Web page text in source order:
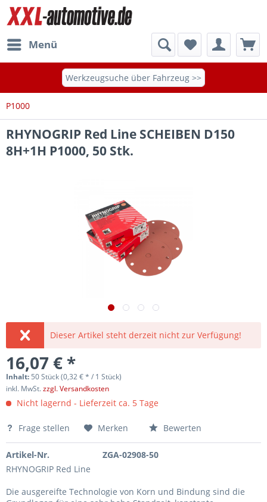
Menü
Werkzeugsuche über Fahrzeug >>
P1000
RHYNOGRIP Red Line SCHEIBEN D150
8H+1H P1000, 50 Stk.
Dieser Artikel steht derzeit nicht zur Verfügung!
16,07 € *
Inhalt: 50 Stück (0,32 € * / 1 Stück)
inkl. MwSt.zzgl. Versandkosten
Nicht lagernd - Lieferzeit ca. 5 Tage
Frage stellen Merken Bewerten
Artikel-Nr.
ZGA-02908-50
RHYNOGRIP Red Line
Die ausgereifte Technologie von Korn und Bindung sind die